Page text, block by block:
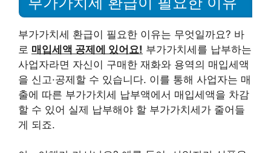
부가가치세 환급이 필요한 이유는 무엇일까요? 바
로 매입세액 공제에 있어요! 부가가치세를 납부하는
사업자라면 자신이 구매한 재화와 용역의 매입세액
을 신고·공제할 수 있습니다. 이를 통해 사업자는 매
출에 따른 부가가치세 납부액에서 매입세액을 차감
할 수 있어 실제 납부해야 할 부가가치세가 줄어들
게 되죠.